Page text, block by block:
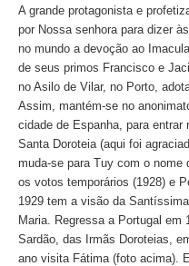
A grande protagonista e
por Nossa senhora para dizer
no mundo a devoção ao
de seus primos Francisco e
no Asilo de Vilar, no Porto,
Assim, mantém-se no
cidade de Espanha, para entrar
Santa Doroteia (aqui foi
muda-se para Tuy com o nome
os votos temporários (1928) e
1929 tem a visão da
Maria. Regressa a Portugal em
Sardão, das Irmãs Doroteias,
ano visita Fátima (foto acima).